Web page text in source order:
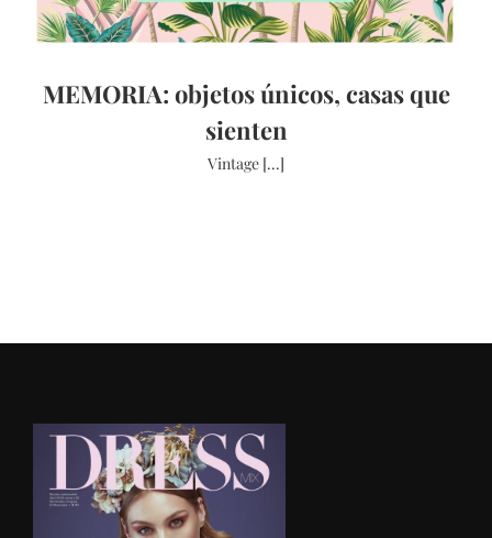
MEMORIA: objetos únicos, casas que
sienten
Vintage [...]